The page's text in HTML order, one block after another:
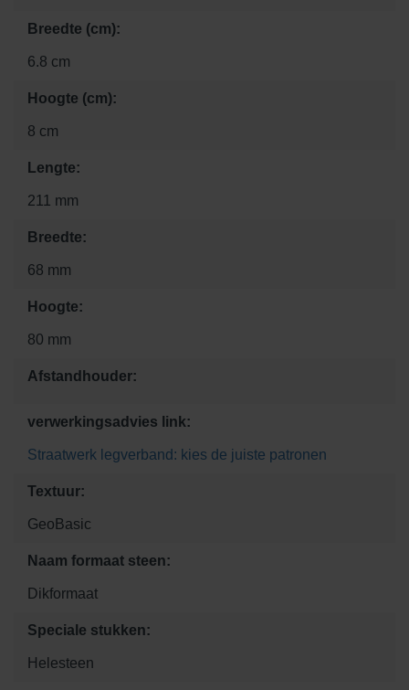
Breedte (cm):
6.8 cm
Hoogte (cm):
8 cm
Lengte:
211 mm
Breedte:
68 mm
Hoogte:
80 mm
Afstandhouder:
verwerkingsadvies link:
Straatwerk legverband: kies de juiste patronen
Textuur:
GeoBasic
Naam formaat steen:
Dikformaat
Speciale stukken:
Helesteen